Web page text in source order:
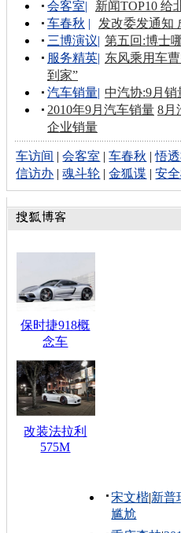
会客室|
新闻TOP10 给
车春秋 |
发改委发通知
三博演议| 第五回:博士
服务精英| 东风乘用车
到家”
汽车销量| 中汽协:9月销
2010年9月汽车销量 8月
企业销量
车访间 |会客室 |车春秋 |悟
信访办 |魂斗轮 |金狐谍 |安
保时捷918概
念车
改装法拉利
575M
宋文楷|新普
尴尬